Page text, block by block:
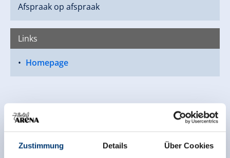
Zustimmung Details Über Cookies
Afspraak op afspraak
Links
Homepage